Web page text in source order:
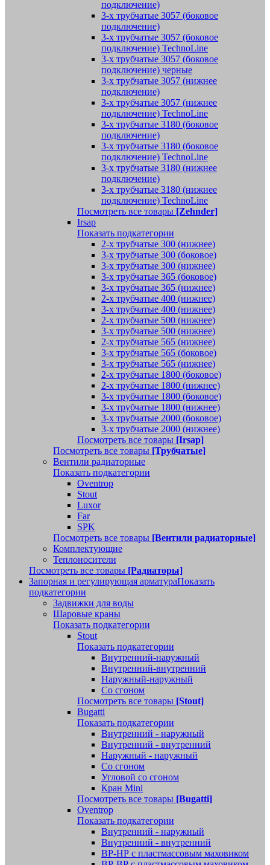
подключение)
3-х трубчатые 3057 (боковое
подключение)
3-х трубчатые 3057 (боковое
подключение) TechnoLine
3-х трубчатые 3057 (боковое
подключение) черные
3-х трубчатые 3057 (нижнее
подключение)
3-х трубчатые 3057 (нижнее
подключение) TechnoLine
3-х трубчатые 3180 (боковое
подключение)
3-х трубчатые 3180 (боковое
подключение) TechnoLine
3-х трубчатые 3180 (нижнее
подключение)
3-х трубчатые 3180 (нижнее
подключение) TechnoLine
Посмотреть все товары [Zehnder]
Irsap
Показать подкатегории
2-х трубчатые 300 (нижнее)
3-х трубчатые 300 (боковое)
3-х трубчатые 300 (нижнее)
3-х трубчатые 365 (боковое)
3-х трубчатые 365 (нижнее)
2-х трубчатые 400 (нижнее)
3-х трубчатые 400 (нижнее)
2-х трубчатые 500 (нижнее)
3-х трубчатые 500 (нижнее)
2-х трубчатые 565 (нижнее)
3-х трубчатые 565 (боковое)
3-х трубчатые 565 (нижнее)
2-х трубчатые 1800 (боковое)
2-х трубчатые 1800 (нижнее)
3-х трубчатые 1800 (боковое)
3-х трубчатые 1800 (нижнее)
3-х трубчатые 2000 (боковое)
3-х трубчатые 2000 (нижнее)
Посмотреть все товары [Irsap]
Посмотреть все товары [Трубчатые]
Вентили радиаторные
Показать подкатегории
Oventrop
Stout
Luxor
Far
SPK
Посмотреть все товары [Вентили радиаторные]
Комплектующие
Теплоносители
Посмотреть все товары [Радиаторы]
Запорная и регулирующая арматураПоказать
подкатегории
Задвижки для воды
Шаровые краны
Показать подкатегории
Stout
Показать подкатегории
Внутренний-наружный
Внутренний-внутренний
Наружный-наружный
Со сгоном
Посмотреть все товары [Stout]
Bugatti
Показать подкатегории
Внутренний - наружный
Внутренний - внутренний
Наружный - наружный
Со сгоном
Угловой со сгоном
Кран Mini
Посмотреть все товары [Bugatti]
Oventrop
Показать подкатегории
Внутренний - наружный
Внутренний - внутренний
ВР-НР с пластмассовым маховиком